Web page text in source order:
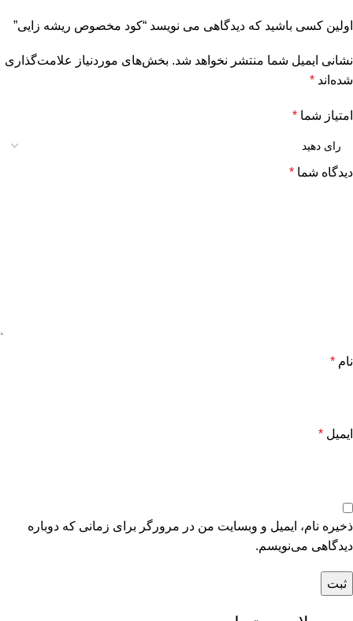
اولین کسی باشید که دیدگاهی می نویسد “کود مخصوص ریشه زایی”
نشانی ایمیل شما منتشر نخواهد شد. بخش‌های موردنیاز علامت‌گذاری
شده‌اند *
امتیاز شما *
دیدگاه شما *
نام *
ایمیل *
ذخیره نام، ایمیل و وبسایت من در مرورگر برای زمانی که دوباره
دیدگاهی می‌نویسم.